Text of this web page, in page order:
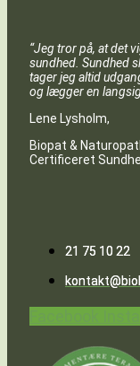
“Jeg tror på, at det
sundhed. Sundhed
tager jeg altid
og lægger en
Lene Lysholm,
Biopat &
Certificeret
21 75 10 22